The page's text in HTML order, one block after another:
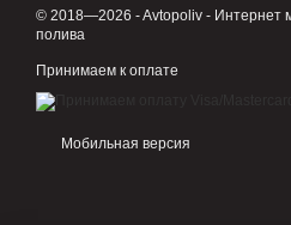
© 2018—2026 - Avtopoliv - Интернет
полива
Принимаем к оплате
Мобильная версия